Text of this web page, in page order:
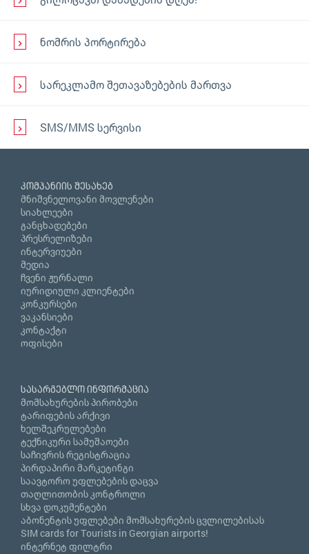
ნომრის პორტირება
სარეკლამო შეთავაზებების მართვა
SMS/MMS სერვისი
კომპანიის შესახებ
მნიშვნელოვანი მოვლენები
სიახლეები
განცხადებები
პრესრელიზები
ინტერვიუები
მედია
ჩვენი ჟურნალი
იურიდიული კლიენტები
კონკურსები
ვაკანსიები
კონტაქტი
ოფისები
სასარგებლო ინფორმაცია
მომსახურების პირობები
ტარიფების არქივი
ხელშეკრულებები
ტექნიკური სამუშაოები
საჩივრის რეგისტრაცია
პირდაპირი მარკეტინგი
საავტორო უფლებების დაცვა
თაღლითობის კონტროლი
სხვა დოკუმენტები
აბონენტის უფლებები მომსახურების ცვლილებისას
SIM cards for Tourists in Georgian airports!
ინტერნეტ ფილტრი